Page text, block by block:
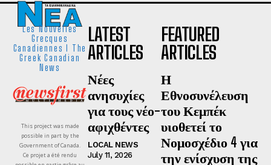
Les Nouvelles
Grecques
Canadiennes I The
Greek Canadian
News
This project was made
possible in part by the
Government of Canada.
Ce projet a été rendu
LATEST
ARTICLES
Νέες
ανησυχίες
για τους νέο-
αφιχθέντες
LOCAL NEWS
July 11, 2026
FEATURED
ARTICLES
Η
Εθνοσυνέλευση
του Κεμπέκ
υιοθετεί το
Νομοσχέδιο 4 για
την ενίσχυση της